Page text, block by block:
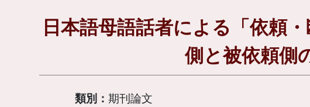
日本語母語話者による「依頼
側と被依頼側
類別： 期刊論文